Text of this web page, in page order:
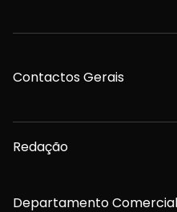
Contactos Gerais
Redação
Departamento Comercial